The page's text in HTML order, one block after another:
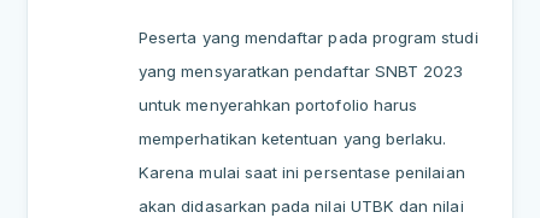
Peserta yang mendaftar pada program studi
yang mensyaratkan pendaftar SNBT 2023
untuk menyerahkan portofolio harus
memperhatikan ketentuan yang berlaku.
Karena mulai saat ini persentase penilaian
akan didasarkan pada nilai UTBK dan nilai